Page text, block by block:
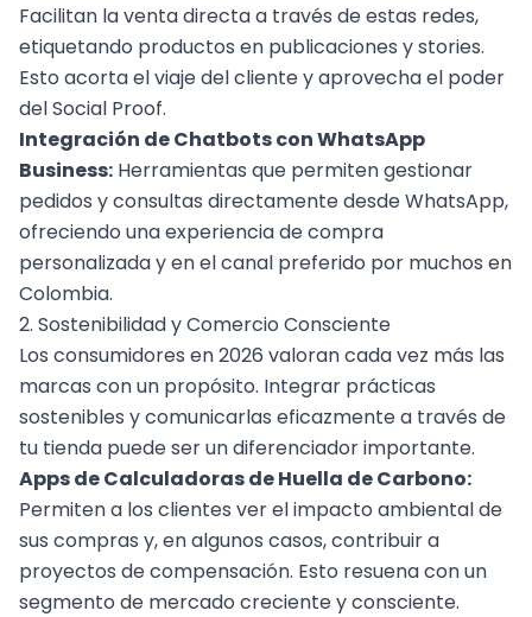
Facilitan la venta directa a través de estas redes,
etiquetando productos en publicaciones y stories.
Esto acorta el viaje del cliente y aprovecha el poder
del Social Proof.
Integración de Chatbots con WhatsApp
Business: Herramientas que permiten gestionar
pedidos y consultas directamente desde WhatsApp,
ofreciendo una experiencia de compra
personalizada y en el canal preferido por muchos en
Colombia.
2. Sostenibilidad y Comercio Consciente
Los consumidores en 2026 valoran cada vez más las
marcas con un propósito. Integrar prácticas
sostenibles y comunicarlas eficazmente a través de
tu tienda puede ser un diferenciador importante.
Apps de Calculadoras de Huella de Carbono:
Permiten a los clientes ver el impacto ambiental de
sus compras y, en algunos casos, contribuir a
proyectos de compensación. Esto resuena con un
segmento de mercado creciente y consciente.